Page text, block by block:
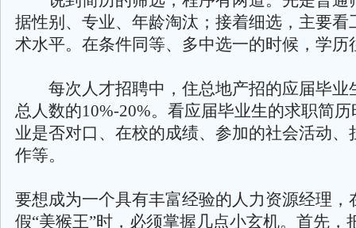
据性别、专业、年龄淘汰；接着细选，主要看
术水平。在条件同等、多中选一的时候，学历
每次人才招聘中，住总地产招的应届毕业
总人数的10%-20%。看应届毕业生的求职简
业是否对口、在校的成绩、参加的社会活动、
作等。
要想成为一个具有丰富经验的人力资源经理，
假“美猴王”时，必须掌握几点小玄机。首先，